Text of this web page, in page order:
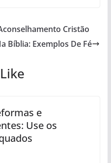
Cristão
Bíblia: Exemplos De Fé
e
Use os